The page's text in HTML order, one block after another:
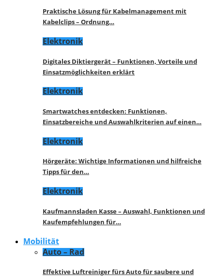
Praktische Lösung für Kabelmanagement mit
Kabelclips – Ordnung…
Elektronik
Digitales Diktiergerät – Funktionen, Vorteile und
Einsatzmöglichkeiten erklärt
Elektronik
Smartwatches entdecken: Funktionen,
Einsatzbereiche und Auswahlkriterien auf einen…
Elektronik
Hörgeräte: Wichtige Informationen und hilfreiche
Tipps für den…
Elektronik
Kaufmannsladen Kasse – Auswahl, Funktionen und
Kaufempfehlungen für…
Mobilität
Auto – Rad
Effektive Luftreiniger fürs Auto für saubere und